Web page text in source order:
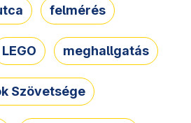
felmérés
LEGO meghallgatás
Szövetsége